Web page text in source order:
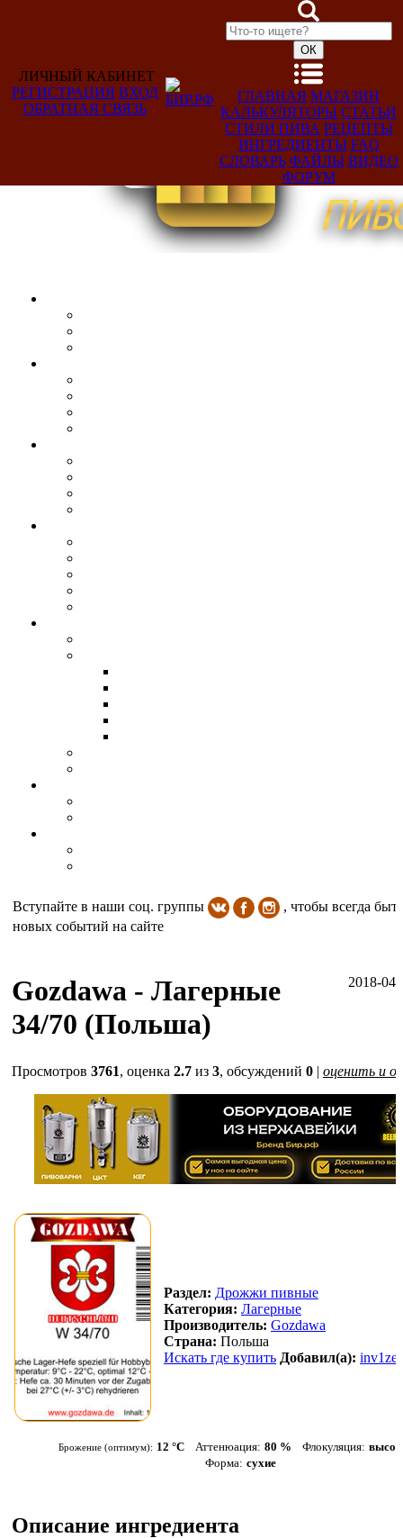
Добро
ЛИЧНЫЙ КАБИНЕТ
РЕГИСТРАЦИЯ ВХОД
ОБРАТНАЯ СВЯЗЬ
ГЛАВНАЯ МАГАЗИН
КАЛЬКУЛЯТОРЫ СТАТЬИ
СТИЛИ ПИВА РЕЦЕПТЫ
ИНГРЕДИЕНТЫ FAQ
СЛОВАРЬ ФАЙЛЫ ВИДЕО
ФОРУМ
Вступайте в наши соц. группы
, чтобы всегда
новых событий на сайте
2018-04-
Gozdawa - Лагерные
34/70 (Польша)
Просмотров 3761, оценка 2.7 из 3, обсуждений 0 | оценить и
Раздел: Дрожжи пивные
Категория: Лагерные
Производитель: Gozdawa
Страна: Польша
Искать где купить Добавил(а): inv1ze
Брожение (оптимум): 12 °С Аттенюация: 80 % Флокуляция:
Форма: сухие
Описание ингредиента